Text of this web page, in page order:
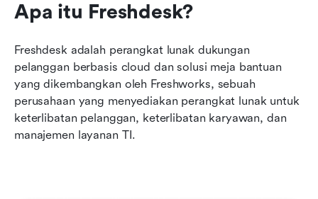
Apa itu Freshdesk?
Freshdesk adalah perangkat lunak dukungan
pelanggan berbasis cloud dan solusi meja bantuan
yang dikembangkan oleh Freshworks, sebuah
perusahaan yang menyediakan perangkat lunak untuk
keterlibatan pelanggan, keterlibatan karyawan, dan
manajemen layanan TI.